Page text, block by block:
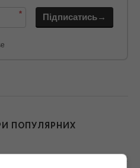
* Підписатись→
ПОПУЛЯРНИХ
Наступна стаття